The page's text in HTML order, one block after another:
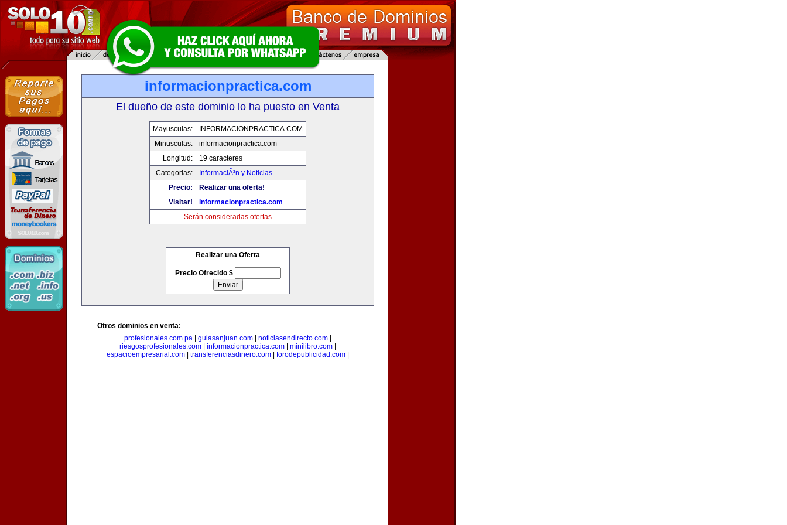
informacionpractica.com
El dueño de este dominio lo ha puesto en Venta
Mayusculas:
INFORMACIONPRACTICA.COM
Minusculas:
informacionpractica.com
Longitud:
19 caracteres
Categorias:
InformaciÃ³n y Noticias
Precio:
Realizar una oferta!
Visitar!
informacionpractica.com
Serán consideradas ofertas
Realizar una Oferta
Precio Ofrecido $
Otros dominios en venta:
profesionales.com.pa
guiasanjuan.com noticiasendirecto.com
riesgosprofesionales.com
informacionpractica.com minilibro.com
espacioempresarial.com
transferenciasdinero.com forodepublicidad.com